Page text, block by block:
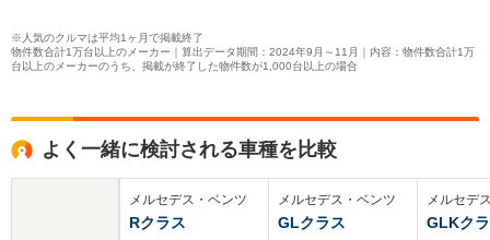
※人気のクルマは平均1ヶ月で掲載終了
物件数合計1万台以上のメーカー｜算出データ期間：2024年9月～11月｜内容：物件数合計1万
台以上のメーカーのうち、掲載が終了した物件数が1,000台以上の場合
よく一緒に検討される車種を比較
メルセデス・ベンツ
Rクラス
メルセデス・ベンツ
GLクラス
メルセデ
GLKク